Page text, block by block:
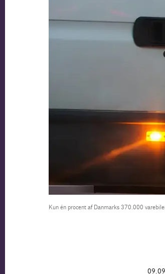
Kun én procent af Danmarks 370.000